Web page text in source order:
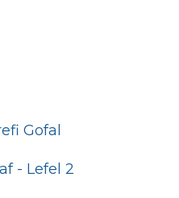
Gofal
- Lefel 2